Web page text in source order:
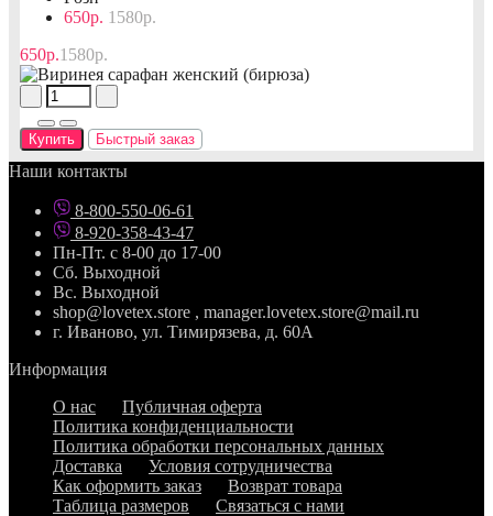
650р. 1580р.
650р.1580р.
Купить Быстрый заказ
Наши контакты
8-800-550-06-61
8-920-358-43-47
Пн-Пт. с 8-00 до 17-00
Сб. Выходной
Вс. Выходной
shop@lovetex.store , manager.lovetex.store@mail.ru
г. Иваново, ул. Тимирязева, д. 60А
Информация
О нас
Публичная оферта
Политика конфиденциальности
Политика обработки персональных данных
Доставка
Условия сотрудничества
Как оформить заказ
Возврат товара
Таблица размеров
Связаться с нами